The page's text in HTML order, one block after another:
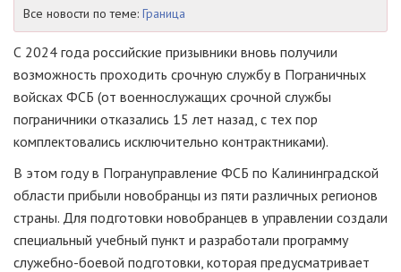
Все новости по теме: Граница
С 2024 года российские призывники вновь получили
возможность проходить срочную службу в Пограничных
войсках ФСБ (от военнослужащих срочной службы
пограничники отказались 15 лет назад, с тех пор
комплектовались исключительно контрактниками).
В этом году в Погрануправление ФСБ по Калининградской
области прибыли новобранцы из пяти различных регионов
страны. Для подготовки новобранцев в управлении создали
специальный учебный пункт и разработали программу
служебно-боевой подготовки, которая предусматривает